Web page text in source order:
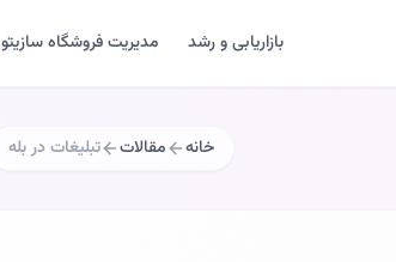
بازاریابی و رشد مدیریت فروشگاه سازیتو
خانه مقالات تبلیغات در بله